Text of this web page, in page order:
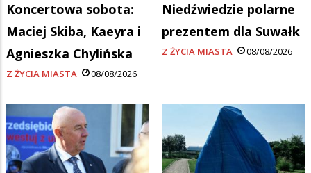
Koncertowa sobota:
Maciej Skiba, Kaeyra i
Agnieszka Chylińska
Z ŻYCIA MIASTA 08/08/2026
Niedźwiedzie polarne
prezentem dla Suwałk
Z ŻYCIA MIASTA 08/08/2026